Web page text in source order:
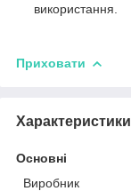
використання.
Приховати
Характеристики
Основні
Виробник